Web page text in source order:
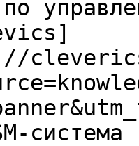
система